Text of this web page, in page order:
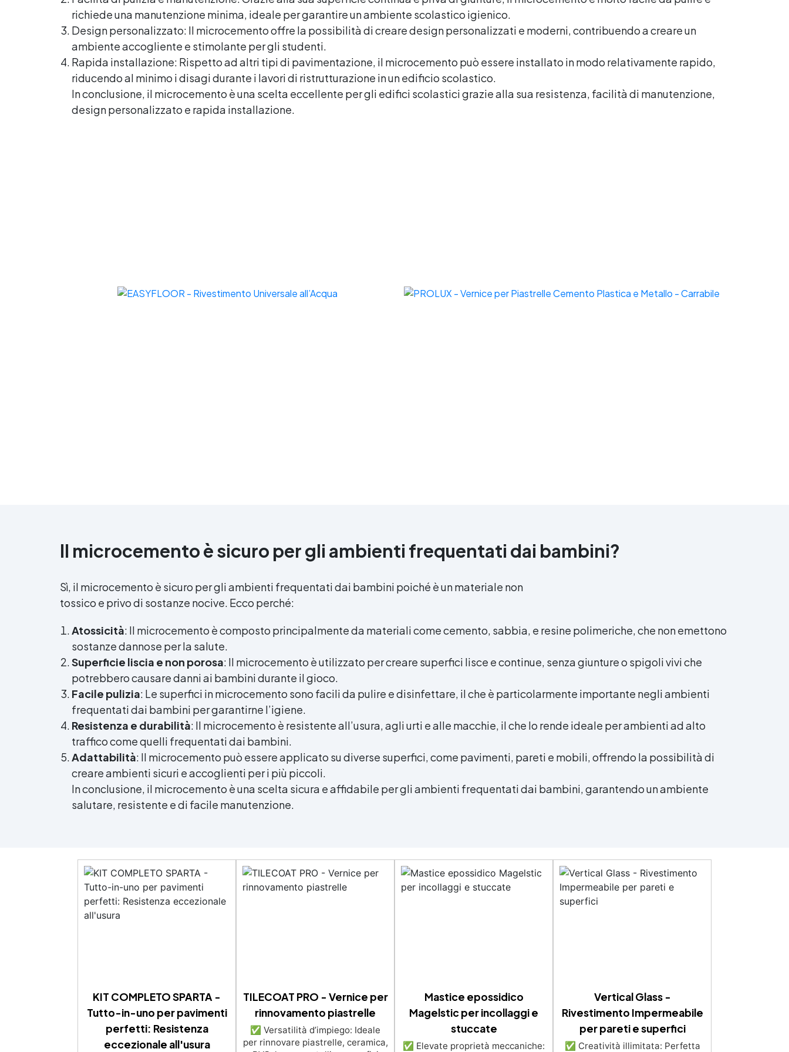
Asciugatura rapida: già
Regolamento Europeo EU no.
574/2014 - Marcatura CE
secondo EN 1504-2 e relativa
Dichiarazione di Prestazione
(DoP) ✅ Facile da Usare,
miscela i 2 componenti (2 : 1)
comodamente predosati
richiede una manutenzione minima, ideale per garantire un ambiente scolastico igienico.
Design personalizzato: Il microcemento offre la possibilità di creare design personalizzati e moderni, contribuendo a creare un
ambiente accogliente e stimolante per gli studenti.
Rapida installazione: Rispetto ad altri tipi di pavimentazione, il microcemento può essere installato in modo relativamente rapido,
riducendo al minimo i disagi durante i lavori di ristrutturazione in un edificio scolastico.
In conclusione, il microcemento è una scelta eccellente per gli edifici scolastici grazie alla sua resistenza, facilità di manutenzione,
design personalizzato e rapida installazione.
Il microcemento è sicuro per gli ambienti frequentati dai bambini?
Sì, il microcemento è sicuro per gli ambienti frequentati dai bambini poiché è un materiale non
tossico e privo di sostanze nocive. Ecco perché:
Atossicità: Il microcemento è composto principalmente da materiali come cemento, sabbia, e resine polimeriche, che non emettono
sostanze dannose per la salute.
Superficie liscia e non porosa: Il microcemento è utilizzato per creare superfici lisce e continue, senza giunture o spigoli vivi che
potrebbero causare danni ai bambini durante il gioco.
Facile pulizia: Le superfici in microcemento sono facili da pulire e disinfettare, il che è particolarmente importante negli ambienti
frequentati dai bambini per garantirne l’igiene.
Resistenza e durabilità: Il microcemento è resistente all’usura, agli urti e alle macchie, il che lo rende ideale per ambienti ad alto
traffico come quelli frequentati dai bambini.
Adattabilità: Il microcemento può essere applicato su diverse superfici, come pavimenti, pareti e mobili, offrendo la possibilità di
creare ambienti sicuri e accoglienti per i più piccoli.
In conclusione, il microcemento è una scelta sicura e affidabile per gli ambienti frequentati dai bambini, garantendo un ambiente
salutare, resistente e di facile manutenzione.
KIT COMPLETO SPARTA -
Tutto-in-uno per pavimenti
perfetti: Resistenza
eccezionale all'usura
TILECOAT PRO - Vernice per
rinnovamento piastrelle
✅ Versatilità d’impiego: Ideale
per rinnovare piastrelle, ceramica,
Mastice epossidico
Magelstic per incollaggi e
stuccate
✅ Elevate proprietà meccaniche:
Vertical Glass -
Rivestimento Impermeabile
per pareti e superfici
✅ Creatività illimitata: Perfetta